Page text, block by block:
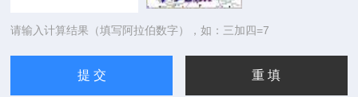
请输入计算结果（填写阿拉伯数字），如：三加四=7